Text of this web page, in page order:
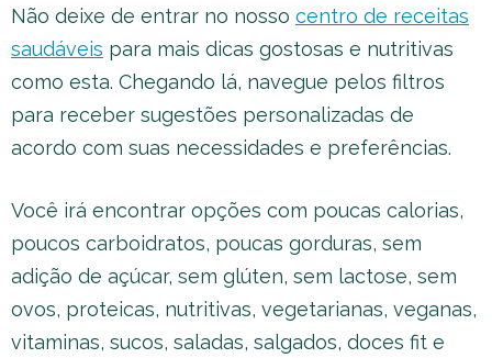
Não deixe de entrar no nosso centro de receitas
saudáveis para mais dicas gostosas e nutritivas
como esta. Chegando lá, navegue pelos filtros
para receber sugestões personalizadas de
acordo com suas necessidades e preferências.
Você irá encontrar opções com poucas calorias,
poucos carboidratos, poucas gorduras, sem
adição de açúcar, sem glúten, sem lactose, sem
ovos, proteicas, nutritivas, vegetarianas, veganas,
vitaminas, sucos, saladas, salgados, doces fit e